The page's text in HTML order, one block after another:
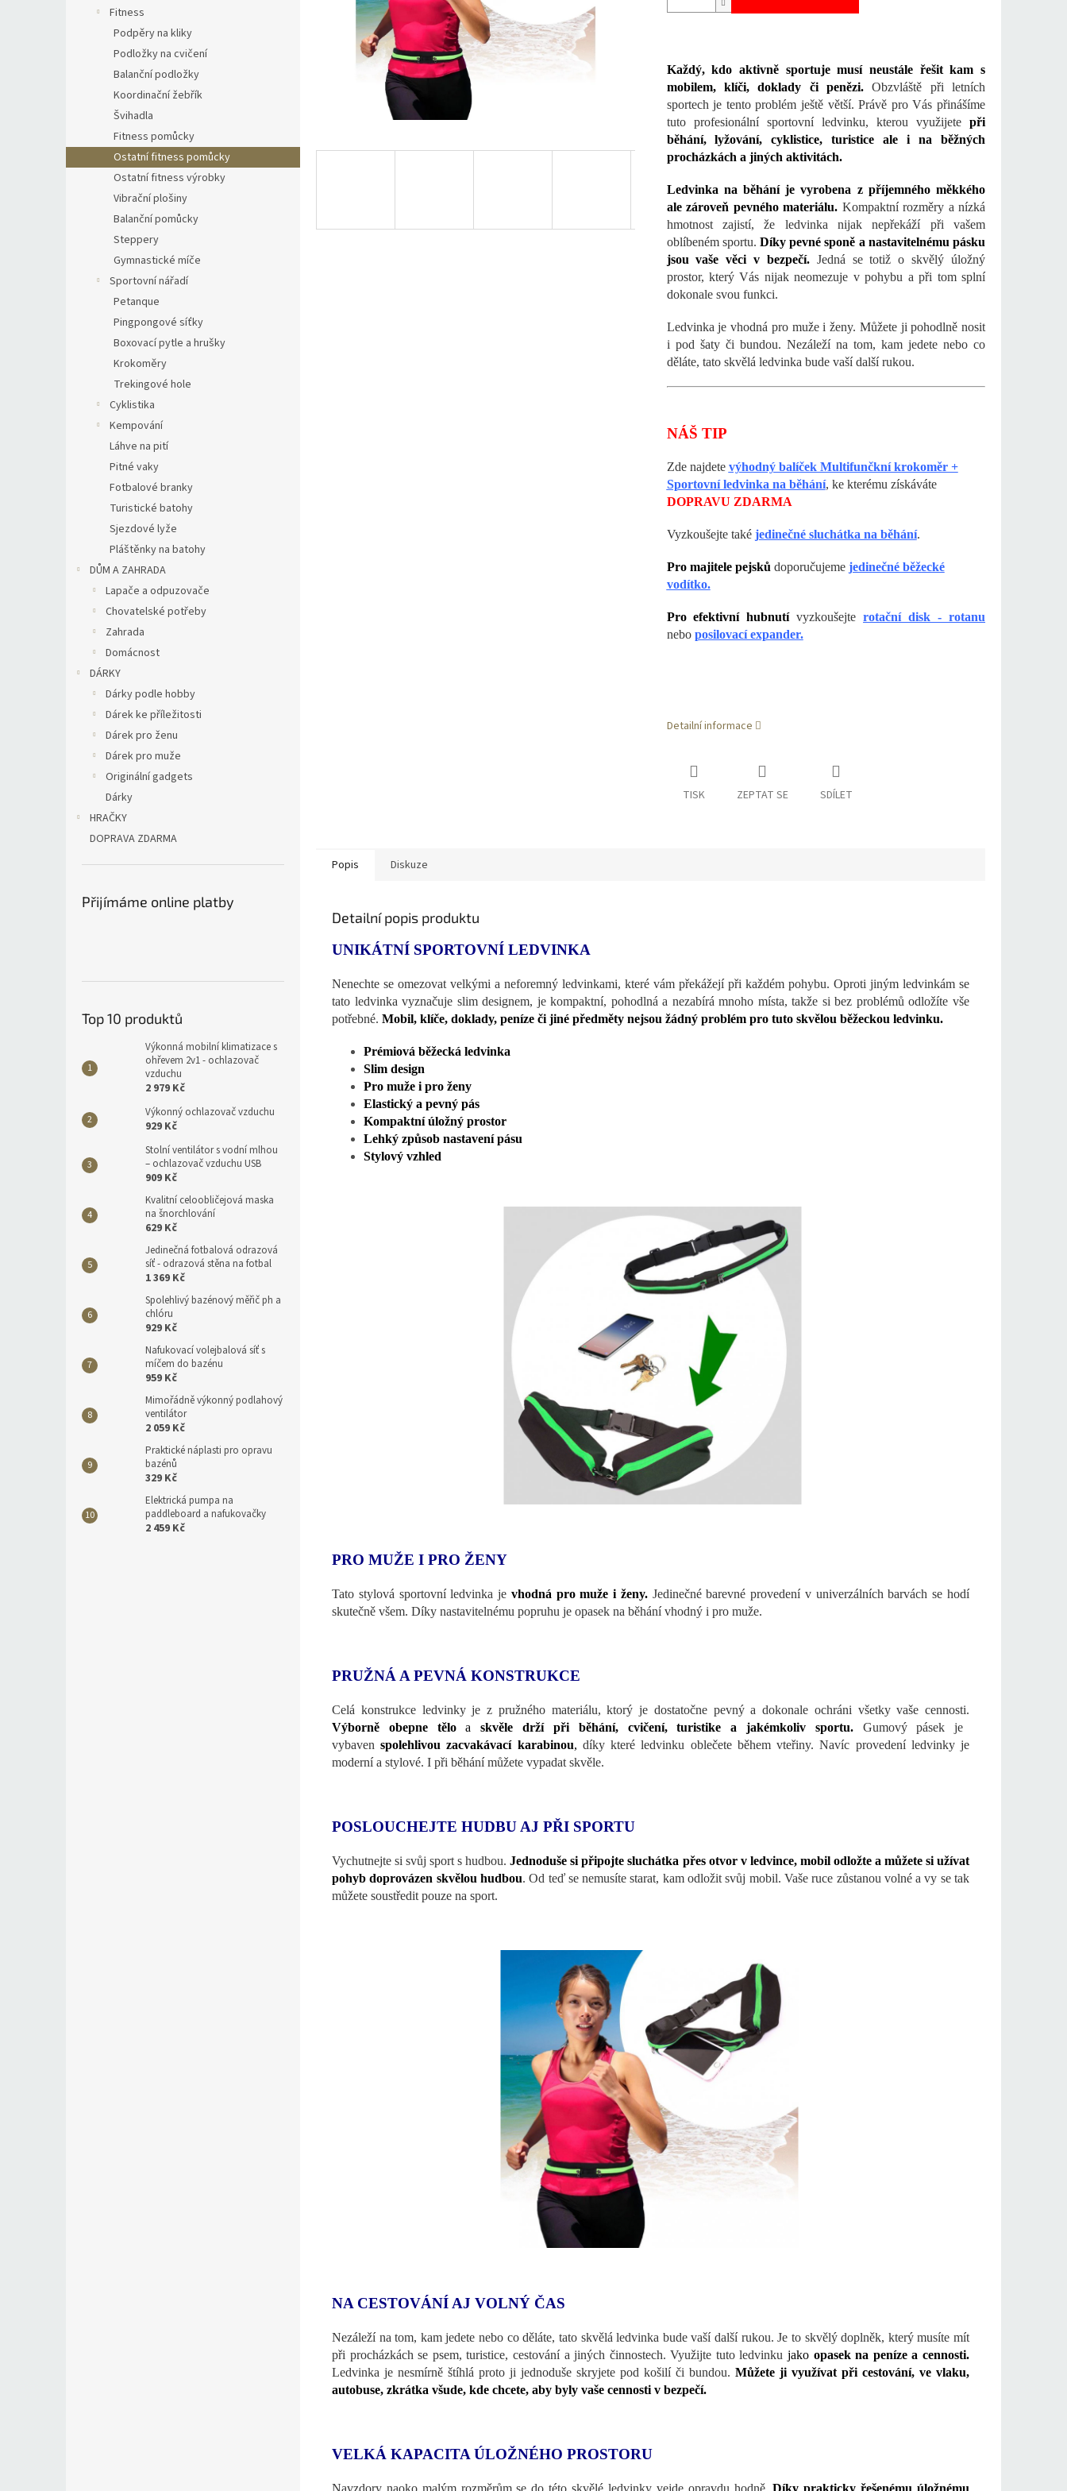
Fitness
Podpěry na kliky
Podložky na cvičení
Balanční podložky
Koordinační žebřík
Švihadla
Fitness pomůcky
Ostatní fitness pomůcky
Ostatní fitness výrobky
Vibrační plošiny
Balanční pomůcky
Steppery
Gymnastické míče
Sportovní nářadí
Petanque
Pingpongové síťky
Boxovací pytle a hrušky
Krokoměry
Trekingové hole
Cyklistika
Kempování
Láhve na pití
Pitné vaky
Fotbalové branky
Turistické batohy
Sjezdové lyže
Pláštěnky na batohy
DŮM A ZAHRADA
Lapače a odpuzovače
Chovatelské potřeby
Zahrada
Domácnost
DÁRKY
Dárky podle hobby
Dárek ke příležitosti
Dárek pro ženu
Dárek pro muže
Originální gadgets
Dárky
HRAČKY
DOPRAVA ZDARMA
Přijímáme online platby
Top 10 produktů
Výkonná mobilní klimatizace s
ohřevem 2v1 - ochlazovač
vzduchu
2 979 Kč
Výkonný ochlazovač vzduchu
929 Kč
Stolní ventilátor s vodní mlhou
– ochlazovač vzduchu USB
909 Kč
Kvalitní celoobličejová maska
na šnorchlování
629 Kč
Jedinečná fotbalová odrazová
síť - odrazová stěna na fotbal
1 369 Kč
Spolehlivý bazénový měřič ph a
chlóru
929 Kč
Nafukovací volejbalová síť s
míčem do bazénu
959 Kč
Mimořádně výkonný podlahový
ventilátor
2 059 Kč
Praktické náplasti pro opravu
bazénů
329 Kč
Elektrická pumpa na
paddleboard a nafukovačky
2 459 Kč
Každý, kdo aktivně sportuje musí neustále řešit kam s
mobilem, klíči, doklady či penězi.Obzvláště při letních
sportech je tento problém ještě větší. Právě pro Vás přinášíme
tuto profesionální sportovní ledvinku, kterou využijete při
běhání, lyžování, cyklistice, turistice ale i na běžných
procházkách a jiných aktivitách.
Ledvinka na běhání je vyrobena z příjemného měkkého
ale zároveň pevného materiálu. Kompaktní rozměry a nízká
hmotnost zajistí, že ledvinka nijak nepřekáží při vašem
oblíbeném sportu. Díky pevné sponě a nastavitelnému pásku
jsou vaše věci v bezpečí.Jedná se totiž o skvělý úložný
prostor, který Vás nijak neomezuje v pohybu a při tom splní
dokonale svou funkci.
Ledvinka je vhodná pro muže i ženy. Můžete ji pohodlně nosit
i pod šaty či bundou. Nezáleží na tom, kam jedete nebo co
děláte, tato skvělá ledvinka bude vaší další rukou.
NÁŠ TIP
Zde najdete výhodný balíček Multifunčkní krokoměr +
Sportovní ledvinka na běhání, ke kterému získáváte
DOPRAVU ZDARMA
Vyzkoušejte také jedinečné sluchátka na běhání.
Pro majitele pejskůdoporučujeme jedinečné běžecké
vodítko.
Pro efektivní hubnutívyzkoušejterotační disk - rotanu
nebo posilovací expander.
Detailní informace
TISK ZEPTAT SE SDÍLET
Popis Diskuze
Detailní popis produktu
UNIKÁTNÍ SPORTOVNÍ LEDVINKA
Nenechte se omezovat velkými a neforemný ledvinkami, které vám překážejí při každém pohybu. Oproti jiným ledvinkám se
tato ledvinka vyznačuje slim designem, je kompaktní, pohodlná a nezabírá mnoho místa, takže si bez problémů odložíte vše
potřebné. Mobil, klíče, doklady, peníze či jiné předměty nejsou žádný problém pro tuto skvělou běžeckou ledvinku.
Prémiová běžecká ledvinka
Slim design
Pro muže i pro ženy
Elastický a pevný pás
Kompaktní úložný prostor
Lehký způsob nastavení pásu
Stylový vzhled
PRO MUŽE I PRO ŽENY
Tato stylová sportovní ledvinka je vhodná pro muže i ženy.Jedinečné barevné provedení v univerzálních barvách se hodí
skutečně všem. Díky nastavitelnému popruhu je opasek na běhání vhodný i pro muže.
PRUŽNÁ A PEVNÁ KONSTRUKCE
Celá konstrukce ledvinky je z pružného materiálu, ktorý je dostatočne pevný a dokonale ochráni všetky vaše cennosti.
Výborně obepne těloaskvěle drží při běhání, cvičení, turistike a jakémkoliv sportu.Gumový pásek je
vybavenspolehlivou zacvakávací karabinou, díky které ledvinku oblečete během vteřiny. Navíc provedení ledvinky je
moderní a stylové. I při běhání můžete vypadat skvěle.
POSLOUCHEJTE HUDBU AJ PŘI SPORTU
Vychutnejte si svůj sport s hudbou.Jednoduše si připojte sluchátka přes otvor v ledvince, mobil odložte a můžete si užívat
pohyb doprovázen skvělou hudbou. Od teď se nemusíte starat, kam odložit svůj mobil. Vaše ruce zůstanou volné a vy se tak
můžete soustředit pouze na sport.
NA CESTOVÁNÍ AJ VOLNÝ ČAS
Nezáleží na tom, kam jedete nebo co děláte, tato skvělá ledvinka bude vaší další rukou. Je to skvělý doplněk, který musíte mít
při procházkách se psem, turistice, cestování a jiných činnostech. Využijte tuto ledvinkujako opasek na peníze a cennosti.
Ledvinka je nesmírně štíhlá proto ji jednoduše skryjete pod košilí či bundou. Můžete ji využívat při cestování, ve vlaku,
autobuse, zkrátka všude, kde chcete, aby byly vaše cennosti v bezpečí.
VELKÁ KAPACITA ÚLOŽNÉHO PROSTORU